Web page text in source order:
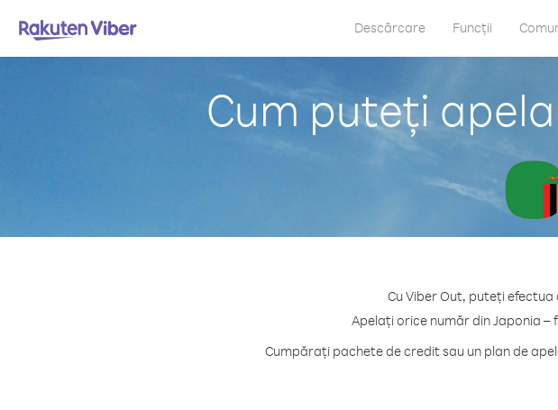
Descărcare Funcții
Cum puteți
Cu Viber Out, puteți
Apelați orice număr din Japonia –
Cumpărați pachete de credit sau un plan de